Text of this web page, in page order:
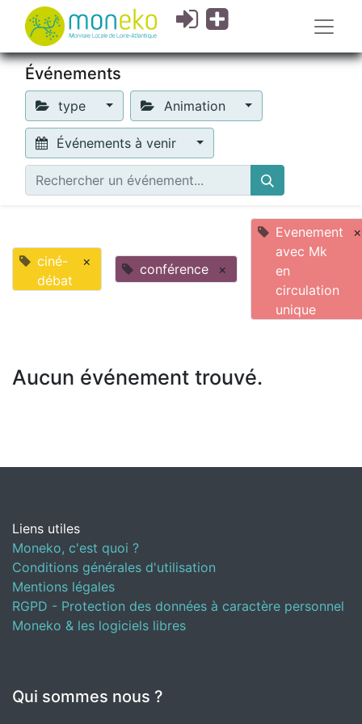
Événements
type Animation
Événements à venir
ciné-
débat
× conférence ×
Evenement
avec Mk
en
circulation
unique
×
Aucun événement trouvé.
Liens utiles
Moneko, c'est quoi ?
Conditions générales d'utilisation
Mentions légales
RGPD - Protection des données à caractère personnel
Moneko & les logiciels libres
Qui sommes nous ?